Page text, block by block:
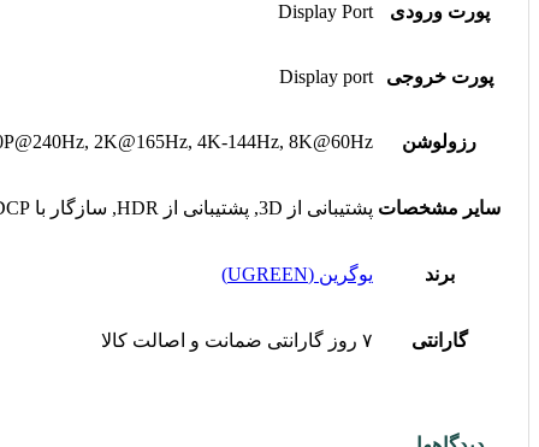
پورت ورودی Display Port
پورت خروجی Display port
رزولوشن 2K@165Hz, 4K-144Hz, 8K@60Hz
سایر مشخصات پشتیبانی از 3D, پشتیبانی از HDR, سازگار با HDCP, سیم با محافظت چندلایه, هسته سیم مسی
برند یوگرین (UGREEN)
گارانتی ۷ روز گارانتی ضمانت و اصالت کالا